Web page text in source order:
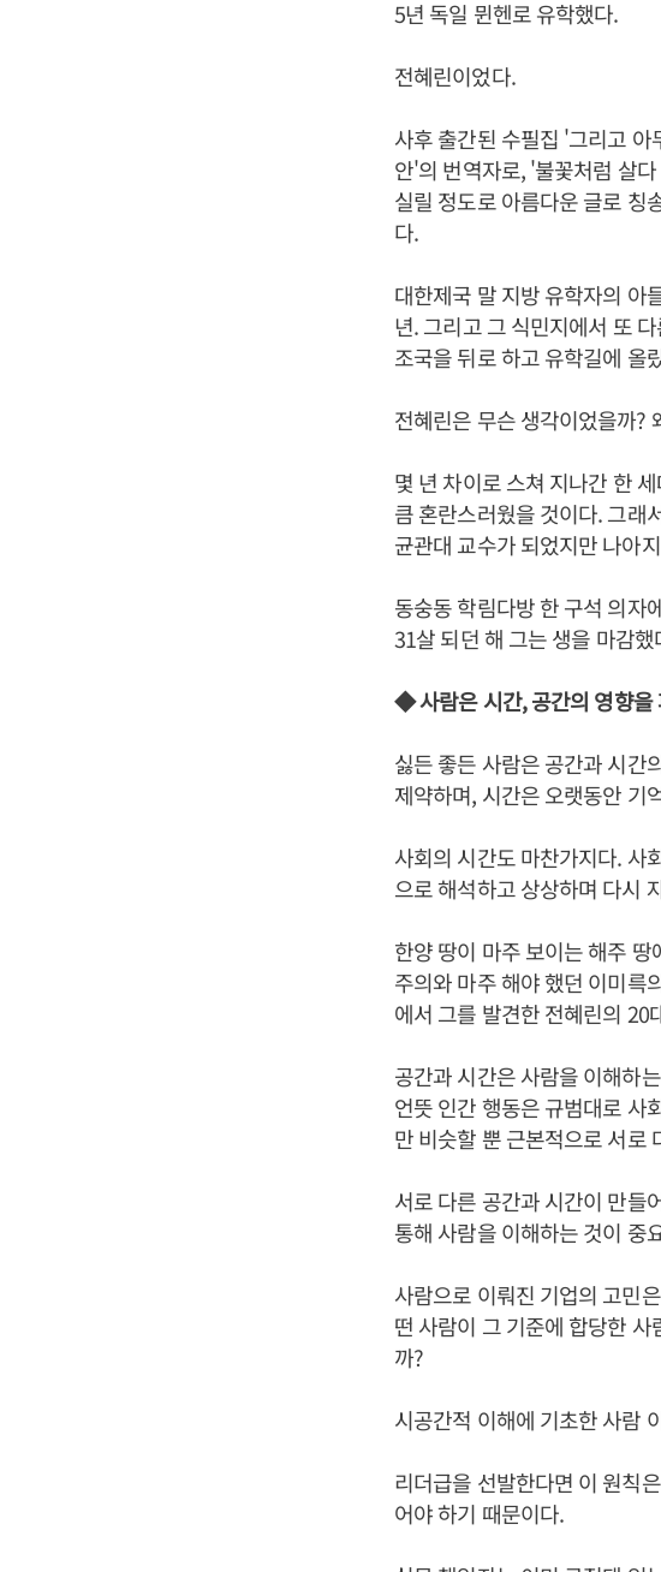
5년 독일 뮌헨로 유학했다.
전혜린이었다.
사후 출간된 수필집 '그리고
안'의 번역자로, '불꽃처럼 살
실릴 정도로 아름다운 글로 칭
다.
대한제국 말 지방 유학자의 아
년. 그리고 그 식민지에서 또
조국을 뒤로 하고 유학길에 올
전혜린은 무슨 생각이었을까?
몇 년 차이로 스쳐 지나간 한
큼 혼란스러웠을 것이다. 그래
균관대 교수가 되었지만 나아
동숭동 학림다방 한 구석 의자
31살 되던 해 그는 생을 마감했
◆ 사람은 시간, 공간의 영향을
싫든 좋든 사람은 공간과 시간
제약하며, 시간은 오랫동안 기
사회의 시간도 마찬가지다. 사
으로 해석하고 상상하며 다시
한양 땅이 마주 보이는 해주
주의와 마주 해야 했던 이미륵
에서 그를 발견한 전혜린의 20
공간과 시간은 사람을 이해하
언뜻 인간 행동은 규범대로 사
만 비슷할 뿐 근본적으로 서로
서로 다른 공간과 시간이 만들
통해 사람을 이해하는 것이 중
사람으로 이뤄진 기업의 고민
떤 사람이 그 기준에 합당한
까?
시공간적 이해에 기초한 사람
리더급을 선발한다면 이 원칙
어야 하기 때문이다.